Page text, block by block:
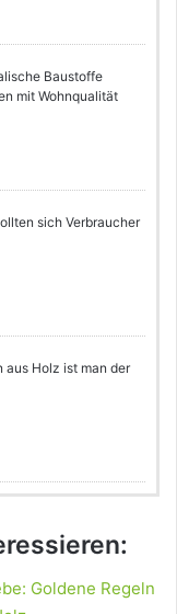
Baustoffe
mit Wohnqualität
sich Verbraucher
aus Holz ist man der
Goldene Regeln